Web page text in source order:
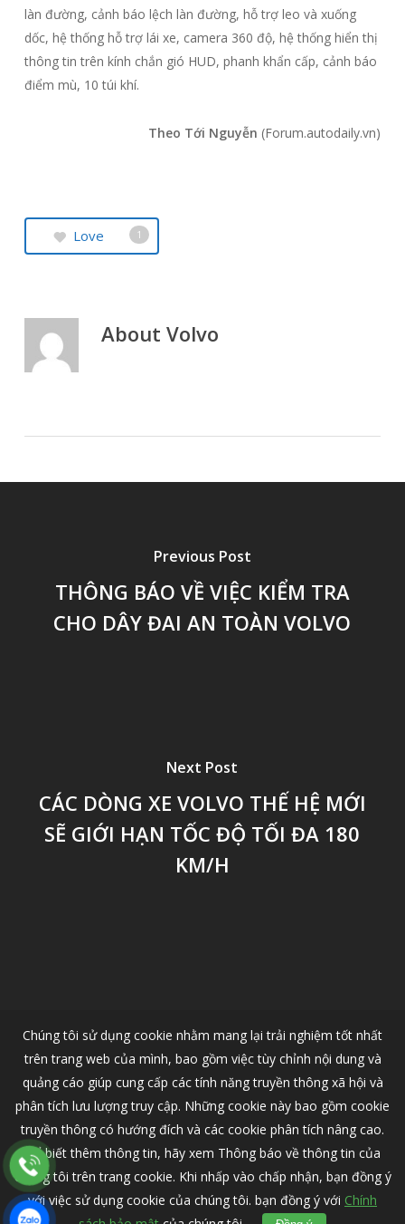
làn đường, cảnh báo lệch làn đường, hỗ trợ leo và xuống
dốc, hệ thống hỗ trợ lái xe, camera 360 độ, hệ thống hiển thị
thông tin trên kính chắn gió HUD, phanh khẩn cấp, cảnh báo
điểm mù, 10 túi khí.
Theo Tới Nguyễn (Forum.autodaily.vn)
Love 1
About Volvo
Previous Post
THÔNG BÁO VỀ VIỆC KIỂM TRA
CHO DÂY ĐAI AN TOÀN VOLVO
Next Post
CÁC DÒNG XE VOLVO THẾ HỆ MỚI
SẼ GIỚI HẠN TỐC ĐỘ TỐI ĐA 180
KM/H
© 2026 VOLVO CAR HANOI - Nhà Phân Phối Ô Tô Volvo Chính Thức
Tại Việt Nam.
Chúng tôi sử dụng cookie nhằm mang lại trải nghiệm tốt nhất
trên trang web của mình, bao gồm việc tùy chỉnh nội dung và
quảng cáo giúp cung cấp các tính năng truyền thông xã hội và
phân tích lưu lượng truy cập. Những cookie này bao gồm cookie
truyền thông có hướng đích và các cookie phân tích nâng cao.
Để biết thêm thông tin, hãy xem Thông báo về thông tin của
chúng tôi trên trang cookie. Khi nhấp vào chấp nhận, bạn đồng ý
với việc sử dụng cookie của chúng tôi. bạn đồng ý với Chính